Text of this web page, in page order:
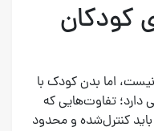
کودکان
اما بدن کودک با
تفاوت‌هایی که
کنترل‌شده و محدود